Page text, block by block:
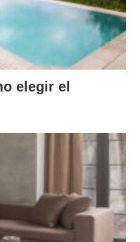
elegir el